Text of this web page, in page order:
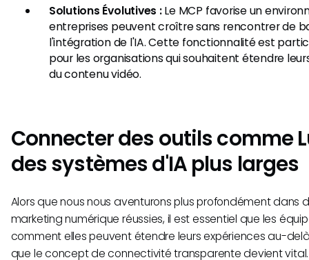
Solutions Évolutives :Le MCP favorise un
entreprises peuvent croître sans rencontrer de
l'intégration de l'IA. Cette fonctionnalité est
pour les organisations qui souhaitent étendre
du contenu vidéo.
Connecter des outils comme
des systèmes d'IA plus larges
Alors que nous nous aventurons plus profondément dans
marketing numérique réussies, il est essentiel que les
comment elles peuvent étendre leurs expériences au-
que le concept de connectivité transparente devient